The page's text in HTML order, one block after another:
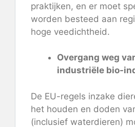
praktijken, en er moet
worden besteed aan
hoge veedichtheid.
Overgang weg
industriële bio-
De EU-regels inzake
het houden en doden
(inclusief waterdieren)